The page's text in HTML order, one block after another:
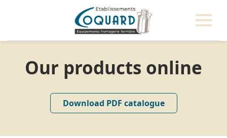
Our products online
Download PDF catalogue